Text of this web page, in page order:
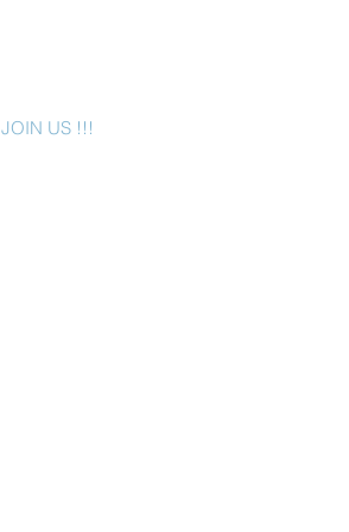
JOIN US !!!